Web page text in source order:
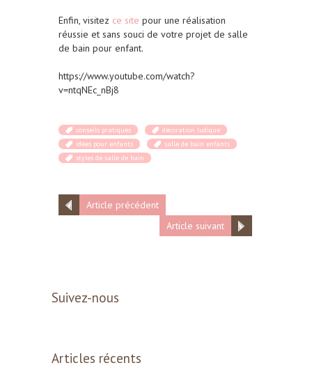
Enfin, visitez ce site pour une réalisation
réussie et sans souci de votre projet de salle
de bain pour enfant.
https://www.youtube.com/watch?
v=ntqNEc_nBj8
conseils pratiques
décoration ludique
idées pour enfants
salle de bain enfants
styles de salle de bain
Article précédent
Article suivant
Suivez-nous
Articles récents